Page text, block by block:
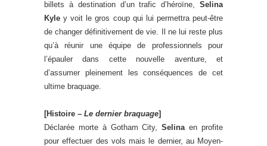
billets à destination d’un trafic d’héroïne, Selina
Kyle y voit le gros coup qui lui permettra peut-être
de changer définitivement de vie. Il ne lui reste plus
qu’à réunir une équipe de professionnels pour
l’épauler dans cette nouvelle aventure, et
d’assumer pleinement les conséquences de cet
ultime braquage.
[Histoire – Le dernier braquage]
Déclarée morte à Gotham City,Selinaen profite
pour effectuer des vols mais le dernier, au Moyen-